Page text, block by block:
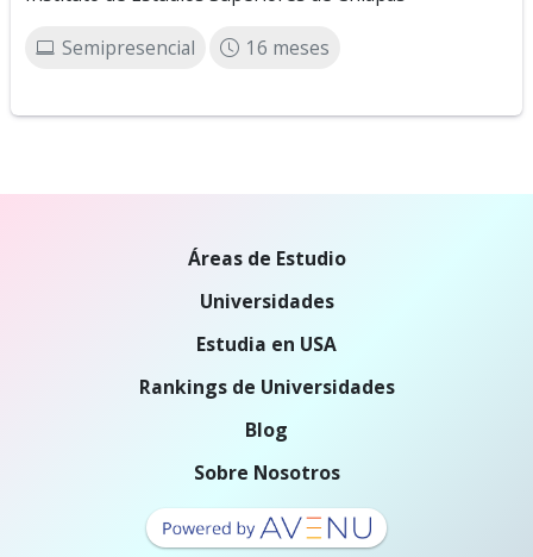
Semipresencial 16 meses
Áreas de Estudio
Universidades
Estudia en USA
Rankings de Universidades
Blog
Sobre Nosotros